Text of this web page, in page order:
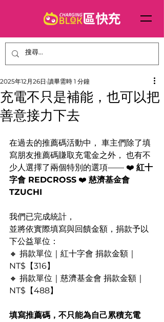
充電不只是補能，也可以把
善意接力下去
2025年12月26日 讀畢需時 1 分鐘
在過去的推薦碼活動中， 車主們除了填
寫朋友推薦碼賺取充電金之外， 也有不
少人選擇了兩個特別的選項—— ❤️ 紅十
字會 REDCROSS ❤️ 慈濟基金會
TZUCHI
我們已完成統計，
並將依實際填寫與回饋金額，捐款予以
下公益單位：
🔸 捐款單位｜紅十字會 捐款金額｜
NT$【316】
🔸 捐款單位｜慈濟基金會 捐款金額｜
NT$【488】
填寫推薦碼，不只能為自己累積充電